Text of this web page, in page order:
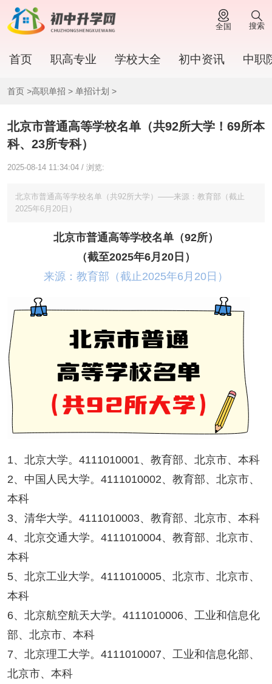
全国 搜索
首页 职高专业 学校大全 初中资讯 中职
首页 >高职单招 > 单招计划 >
北京市普通高等学校名单（共92所大学！69所本
科、23所专科）
2025-08-14 11:34:04 / 浏览:
北京市普通高等学校名单（共92所大学）——来源：教育部（截止
2025年6月20日）
北京市普通高等学校名单（92所）
（截至2025年6月20日）
来源：教育部（截止2025年6月20日）
1、北京大学。4111010001、教育部、北京市、本科
2、中国人民大学。4111010002、教育部、北京市、
本科
3、清华大学。4111010003、教育部、北京市、本科
4、北京交通大学。4111010004、教育部、北京市、
本科
5、北京工业大学。4111010005、北京市、北京市、
本科
6、北京航空航天大学。4111010006、工业和信息化
部、北京市、本科
7、北京理工大学。4111010007、工业和信息化部、
北京市、本科